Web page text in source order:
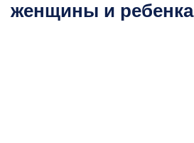
женщины и ребенка